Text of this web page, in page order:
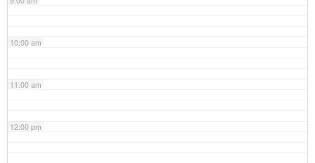
10:00 am
11:00 am
12:00 pm